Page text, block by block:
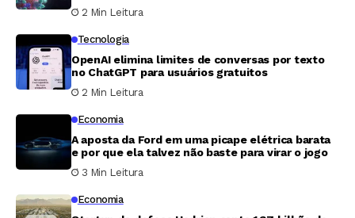
2 Min Leitura
Tecnologia
OpenAI elimina limites de conversas por texto
no ChatGPT para usuários gratuitos
2 Min Leitura
Economia
A aposta da Ford em uma picape elétrica barata
e por que ela talvez não baste para virar o jogo
3 Min Leitura
Economia